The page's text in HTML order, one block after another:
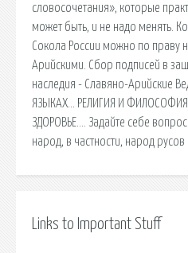
словосочетания», которые
может быть, и не надо менять.
Сокола России можно по праву
Арийскими. Сбор подписей в
наcледия - Славяно-Арийские
ЯЗЫКАХ… РЕЛИГИЯ И
ЗДОРОВЬЕ…. Задайте себе
народ, в частности, народ русов
Links to Important Stuff